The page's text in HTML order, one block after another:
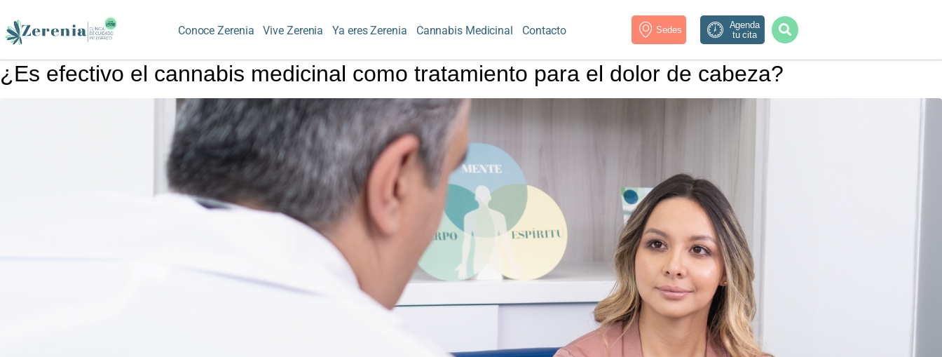
Conoce Zerenia Vive Zerenia Ya eres Zerenia Cannabis Medicinal Contacto Sedes
Agenda
tu cita
¿Es efectivo el cannabis medicinal como tratamiento para el dolor de cabeza?